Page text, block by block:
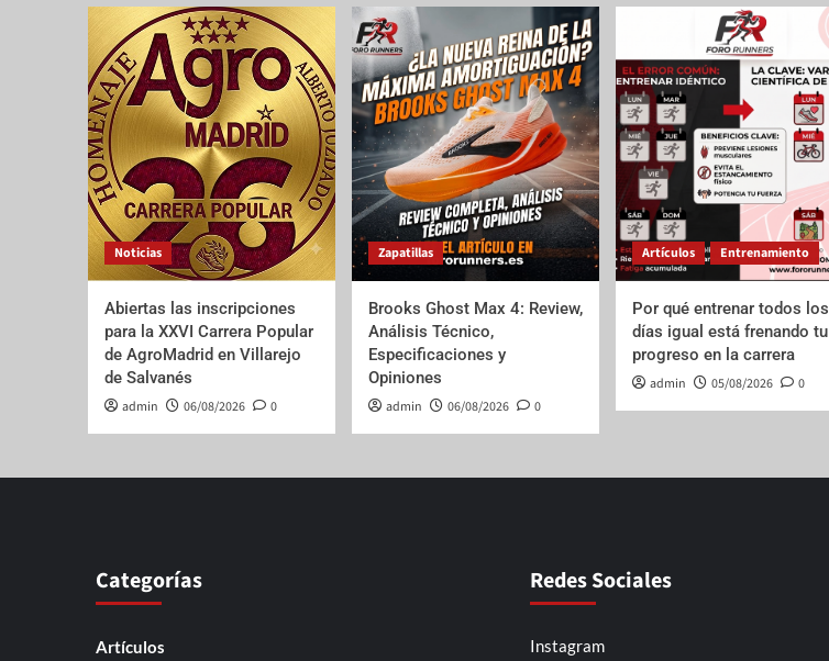
Noticias
Abiertas las inscripciones
para la XXVI Carrera Popular
de AgroMadrid en Villarejo
de Salvanés
admin 06/08/2026 0
Zapatillas
Brooks Ghost Max 4: Review,
Análisis Técnico,
Especificaciones y
Opiniones
admin 06/08/2026 0
Artículos Entrenamiento
Por qué entrenar todos los
días igual está frenando tu
progreso en la carrera
admin 05/08/2026 0
Categorías
Artículos
Redes Sociales
Instagram